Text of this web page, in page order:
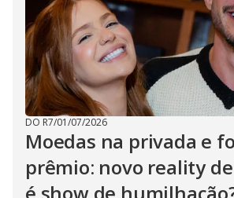
DO R7/01/07/2026
Moedas na privada e
prêmio: novo reality